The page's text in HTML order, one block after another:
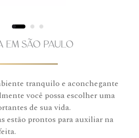
EM SÃO PAULO
tranquilo e aconchegante
você possa escolher uma
de sua vida.
estão prontos para auxiliar na